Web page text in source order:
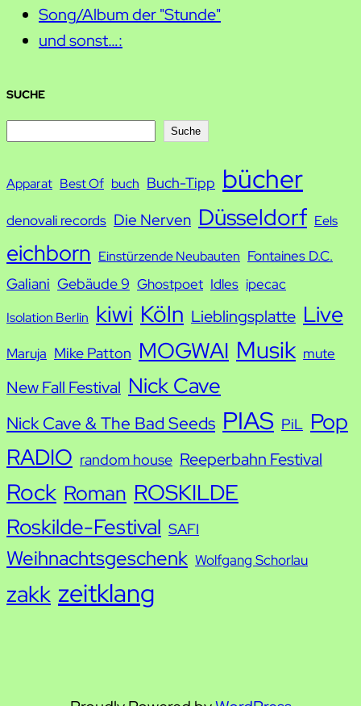
Song/Album der "Stunde"
und sonst…:
SUCHE
c
Suche
Apparat Best Of buch Buch-Tipp bücher
denovali records Die Nerven Düsseldorf Eels
eichborn Einstürzende Neubauten Fontaines D.C.
Galiani Gebäude 9 Ghostpoet Idles ipecac
Isolation Berlin kiwi Köln Lieblingsplatte Live
Maruja Mike Patton MOGWAI Musik mute
New Fall Festival Nick Cave
Nick Cave & The Bad Seeds PIAS PiL Pop
RADIO random house Reeperbahn Festival
Rock Roman ROSKILDE
Roskilde-Festival SAFI
Weihnachtsgeschenk Wolfgang Schorlau
zakk zeitklang